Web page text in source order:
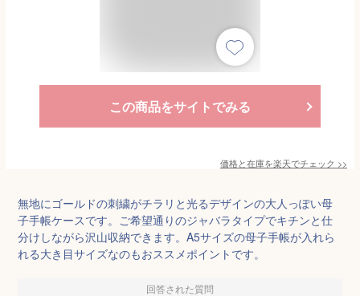
この商品をサイトでみる
価格と在庫を楽天でチェック >>
無地にゴールドの刺繍がチラリと光るデザインの大人っぽい母
子手帳ケースです。ご希望通りのジャバラタイプでキチンと仕
分けしながら沢山収納できます。A5サイズの母子手帳が入れら
れる大き目サイズなのもおススメポイントです。
回答された質問